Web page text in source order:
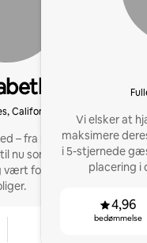
Californien
– fra mine forældres
nu som medvært for
vært for flere Airbnb-
Vi elsker at
maksimere
i 5-stjernede
placering i
4,96
bedømmelse